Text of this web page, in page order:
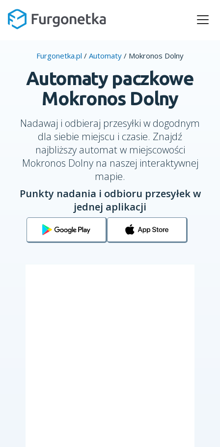
Furgonetka.pl / Automaty / Mokronos Dolny
Automaty paczkowe
Mokronos Dolny
Nadawaj i odbieraj przesyłki w dogodnym
dla siebie miejscu i czasie. Znajdź
najbliższy automat w miejscowości
Mokronos Dolny na naszej interaktywnej
mapie.
Punkty nadania i odbioru przesyłek w
jednej aplikacji